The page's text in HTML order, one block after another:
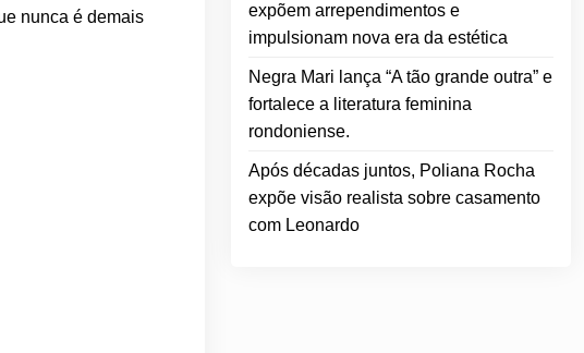
nunca é demais
expõem arrependimentos e
impulsionam nova era da estética
Negra Mari lança “A tão grande outra” e
fortalece a literatura feminina
rondoniense.
Após décadas juntos, Poliana Rocha
expõe visão realista sobre casamento
com Leonardo